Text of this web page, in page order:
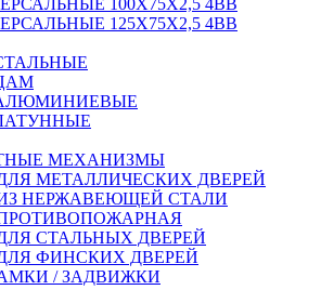
100Х75Х2,5 4BB
125Х75Х2,5 4BB
МЕХАНИЗМЫ
МЕТАЛЛИЧЕСКИХ ДВЕРЕЙ
НЕРЖАВЕЮЩЕЙ СТАЛИ
СТАЛЬНЫХ ДВЕРЕЙ
ФИНСКИХ ДВЕРЕЙ
/ ЗАДВИЖКИ